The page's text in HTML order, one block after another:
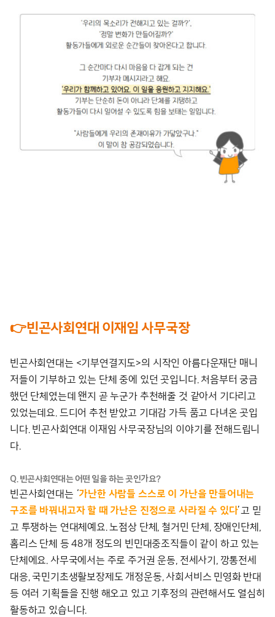
👉빈곤사회연대 이재임 사무국장
빈곤사회연대는 <기부연결지도>의 시작인 아름다운재단 매니
저들이 기부하고 있는 단체 중에 있던 곳입니다. 처음부터 궁금
했던 단체였는데 왠지 곧 누군가 추천해줄 것 같아서 기다리고
있었는데요. 드디어 추천 받았고 기대감 가득 품고 다녀온 곳입
니다. 빈곤사회연대 이재임 사무국장님의 이야기를 전해드립니
다.
Q. 빈곤사회연대는 어떤 일을 하는 곳인가요?
빈곤사회연대는 ‘가난한 사람들 스스로 이 가난을 만들어내는
구조를 바꿔내고자 할 때 가난은 진정으로 사라질 수 있다’고 믿
고 투쟁하는 연대체예요. 노점상 단체, 철거민 단체, 장애인단체,
홈리스 단체 등 48개 정도의 빈민대중조직들이 같이 하고 있는
단체에요. 사무국에서는 주로 주거권 운동, 전세사기, 깡통전세
대응, 국민기초생활보장제도 개정운동, 사회서비스 민영화 반대
등 여러 기획들을 진행 해오고 있고 기후정의 관련해서도 열심히
활동하고 있습니다.